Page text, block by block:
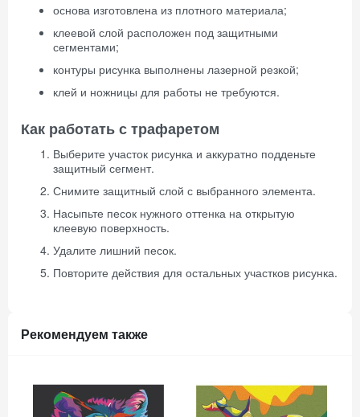
основа изготовлена из плотного материала;
клеевой слой расположен под защитными
сегментами;
контуры рисунка выполнены лазерной резкой;
клей и ножницы для работы не требуются.
Как работать с трафаретом
Выберите участок рисунка и аккуратно подденьте
защитный сегмент.
Снимите защитный слой с выбранного элемента.
Насыпьте песок нужного оттенка на открытую
клеевую поверхность.
Удалите лишний песок.
Повторите действия для остальных участков рисунка.
Рекомендуем также